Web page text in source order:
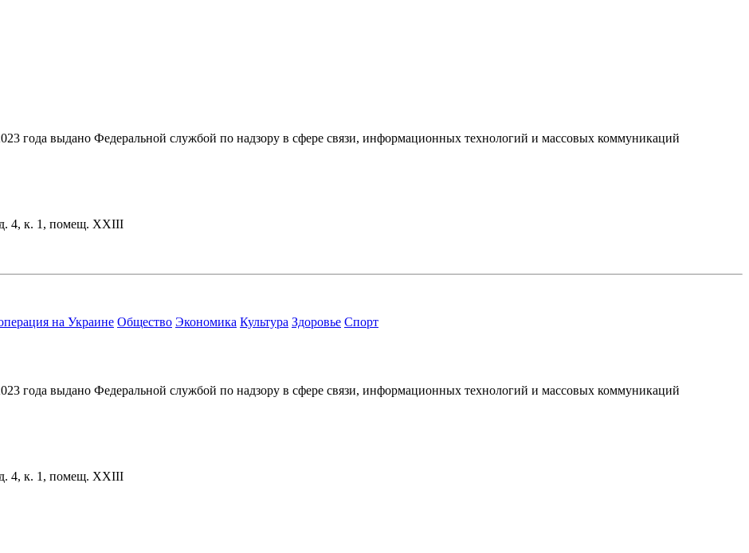
года выдано Федеральной службой по надзору в сфере связи, информационных технологий и массовых коммуникаций
д. 4, к. 1, помещ. XXIII
на Украине Общество Экономика Культура Здоровье Спорт
года выдано Федеральной службой по надзору в сфере связи, информационных технологий и массовых коммуникаций
д. 4, к. 1, помещ. XXIII